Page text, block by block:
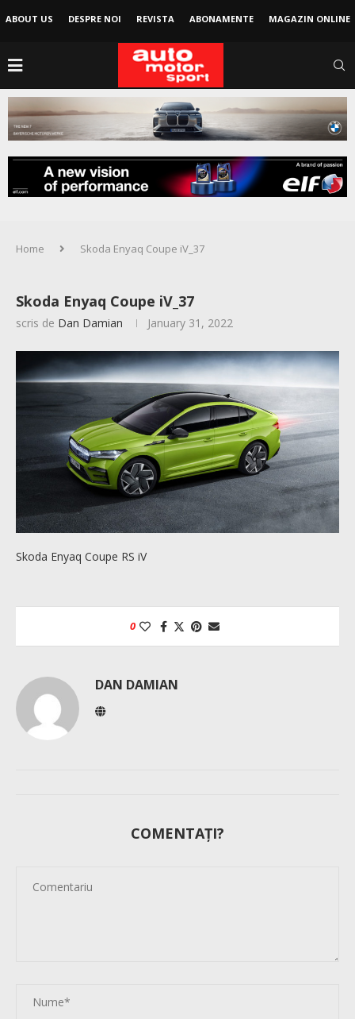
ABOUT US DESPRE NOI REVISTA ABONAMENTE MAGAZIN ONLINE
Home Skoda Enyaq Coupe iV_37
Skoda Enyaq Coupe iV_37
scris de Dan Damian January 31, 2022
Skoda Enyaq Coupe RS iV
0
DAN DAMIAN
COMENTAȚI?